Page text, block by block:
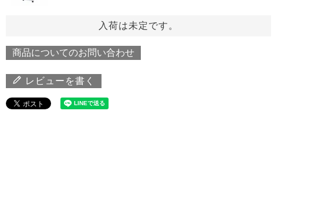
入荷は未定です。
商品についてのお問い合わせ
レビューを書く